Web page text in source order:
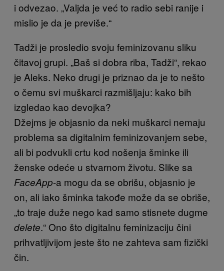
i odvezao. „Valjda je već to radio sebi ranije i
mislio je da je previše.“
Tadži je prosledio svoju feminizovanu sliku
čitavoj grupi. „Baš si dobra riba, Tadži“, rekao
je Aleks. Neko drugi je priznao da je to nešto
o čemu svi muškarci razmišljaju: kako bih
izgledao kao devojka?
Džejms je objasnio da neki muškarci nemaju
problema sa digitalnim feminizovanjem sebe,
ali bi podvukli crtu kod nošenja šminke ili
ženske odeće u stvarnom životu. Slike sa
FaceApp-a mogu da se obrišu, objasnio je
on, ali iako šminka takođe može da se obriše,
„to traje duže nego kad samo stisnete dugme
delete.“ Ono što digitalnu feminizaciju čini
prihvatljivijom jeste što ne zahteva sam fizički
čin.